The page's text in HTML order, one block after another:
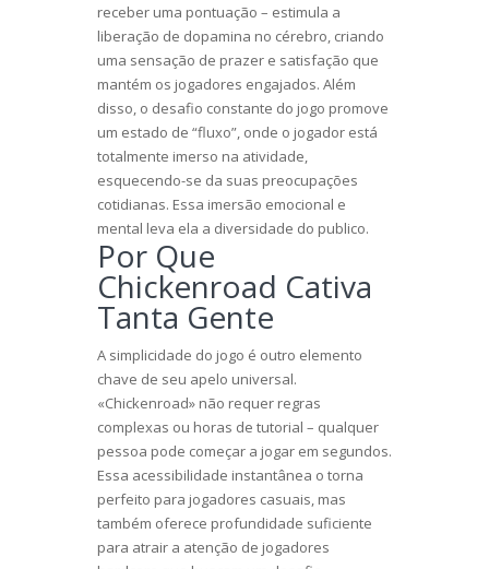
receber uma pontuação – estimula a
liberação de dopamina no cérebro, criando
uma sensação de prazer e satisfação que
mantém os jogadores engajados. Além
disso, o desafio constante do jogo promove
um estado de “fluxo”, onde o jogador está
totalmente imerso na atividade,
esquecendo-se da suas preocupações
cotidianas. Essa imersão emocional e
mental leva ela a diversidade do publico.
Por Que
Chickenroad Cativa
Tanta Gente
A simplicidade do jogo é outro elemento
chave de seu apelo universal.
«Chickenroad» não requer regras
complexas ou horas de tutorial – qualquer
pessoa pode começar a jogar em segundos.
Essa acessibilidade instantânea o torna
perfeito para jogadores casuais, mas
também oferece profundidade suficiente
para atrair a atenção de jogadores